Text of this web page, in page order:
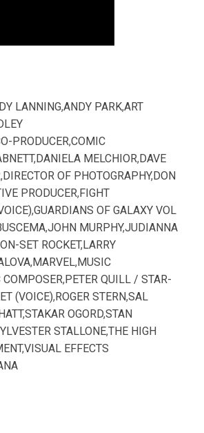
LANNING,ANDY PARK,ART
PRODUCER,COMIC
,DANIELA MELCHIOR,DAVE
,DIRECTOR OF PHOTOGRAPHY,DON
PRODUCER,FIGHT
,GUARDIANS OF GALAXY VOL
,JOHN MURPHY,JUDIANNA
SET ROCKET,LARRY
,MARVEL,MUSIC
,PETER QUILL / STAR-
(VOICE),ROGER STERN,SAL
,STAKAR OGORD,STAN
STALLONE,THE HIGH
,VISUAL EFFECTS